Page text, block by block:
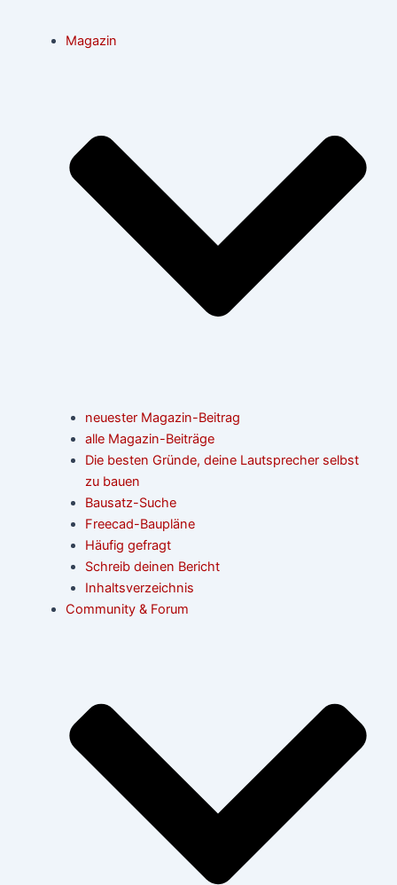
Magazin
neuester Magazin-Beitrag
alle Magazin-Beiträge
Die besten Gründe, deine Lautsprecher selbst
zu bauen
Bausatz-Suche
Freecad-Baupläne
Häufig gefragt
Schreib deinen Bericht
Inhaltsverzeichnis
Community & Forum